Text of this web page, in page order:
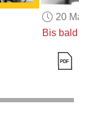
20
Bis bald